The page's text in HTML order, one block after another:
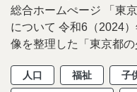
総合ホームぺージ 「東
について 令和6（2024
像を整理した「東京都
人口 福祉 子